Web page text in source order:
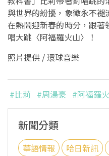
與世界的紛擾，象徵永不
在熱鬧迎新春的時分，跟
唱大跳〈阿福羅火山〉！
照片提供 / 環球音樂
#比莉 #周湯豪 #阿福羅
新聞分類
華語情報 哈日新訊